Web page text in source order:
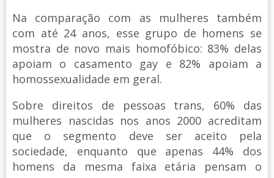
Na comparação com as mulheres também
com até 24 anos, esse grupo de homens se
mostra de novo mais homofóbico: 83% delas
apoiam o casamento gay e 82% apoiam a
homossexualidade em geral.
Sobre direitos de pessoas trans, 60% das
mulheres nascidas nos anos 2000 acreditam
que o segmento deve ser aceito pela
sociedade, enquanto que apenas 44% dos
homens da mesma faixa etária pensam o